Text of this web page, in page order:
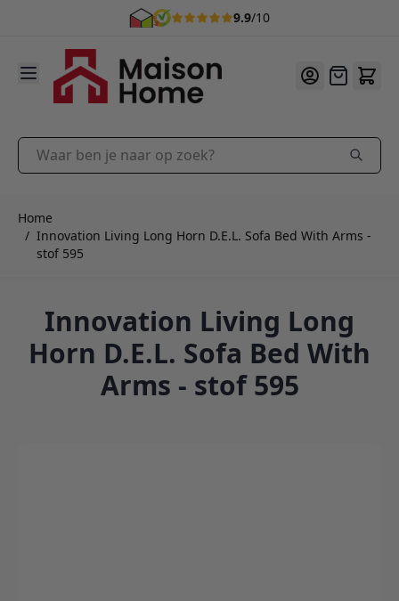
9.9/10
Ga naar de inhoud
Offerte
Waar ben je naar op zoek?
Home
/ Innovation Living Long Horn D.E.L. Sofa Bed With Arms -
stof 595
Innovation Living Long
Horn D.E.L. Sofa Bed With
Arms - stof 595